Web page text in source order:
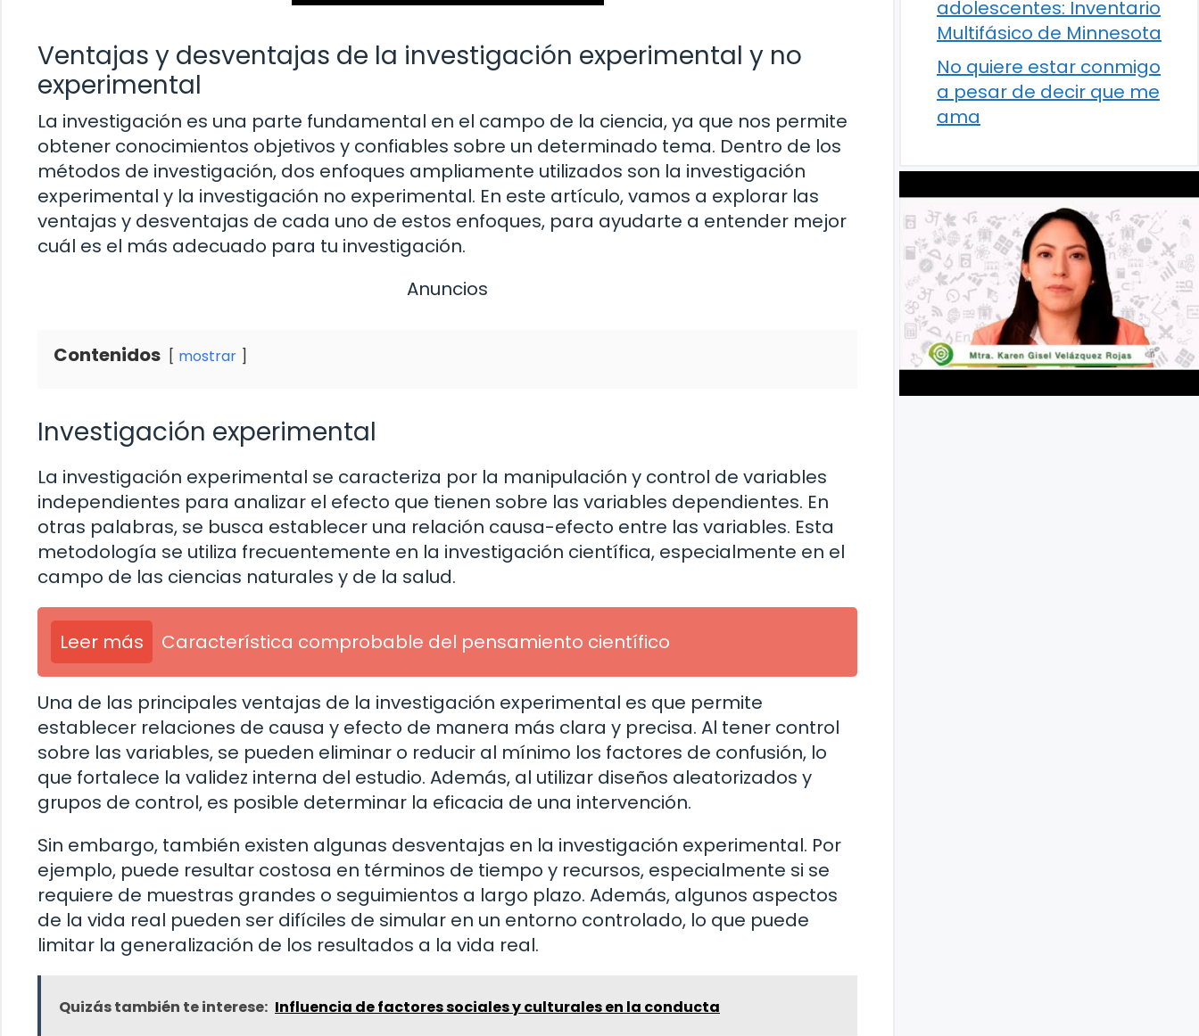
Ventajas y desventajas de la investigación experimental y no
experimental
La investigación es una parte fundamental en el campo de la ciencia, ya que nos permite
obtener conocimientos objetivos y confiables sobre un determinado tema. Dentro de los
métodos de investigación, dos enfoques ampliamente utilizados son la investigación
experimental y la investigación no experimental. En este artículo, vamos a explorar las
ventajas y desventajas de cada uno de estos enfoques, para ayudarte a entender mejor
cuál es el más adecuado para tu investigación.
Anuncios
Contenidos mostrar
Investigación experimental
La investigación experimental se caracteriza por la manipulación y control de variables
independientes para analizar el efecto que tienen sobre las variables dependientes. En
otras palabras, se busca establecer una relación causa-efecto entre las variables. Esta
metodología se utiliza frecuentemente en la investigación científica, especialmente en el
campo de las ciencias naturales y de la salud.
Leer más Característica comprobable del pensamiento científico
Una de las principales ventajas de la investigación experimental es que permite
establecer relaciones de causa y efecto de manera más clara y precisa. Al tener control
sobre las variables, se pueden eliminar o reducir al mínimo los factores de confusión, lo
que fortalece la validez interna del estudio. Además, al utilizar diseños aleatorizados y
grupos de control, es posible determinar la eficacia de una intervención.
Sin embargo, también existen algunas desventajas en la investigación experimental. Por
ejemplo, puede resultar costosa en términos de tiempo y recursos, especialmente si se
requiere de muestras grandes o seguimientos a largo plazo. Además, algunos aspectos
de la vida real pueden ser difíciles de simular en un entorno controlado, lo que puede
limitar la generalización de los resultados a la vida real.
Quizás también te interese: Influencia de factores sociales y culturales en la conducta
adolescentes: Inventario
Multifásico de Minnesota
No quiere estar conmigo
a pesar de decir que me
ama